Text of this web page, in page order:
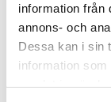
information från
annons- och
Dessa kan i sin
information